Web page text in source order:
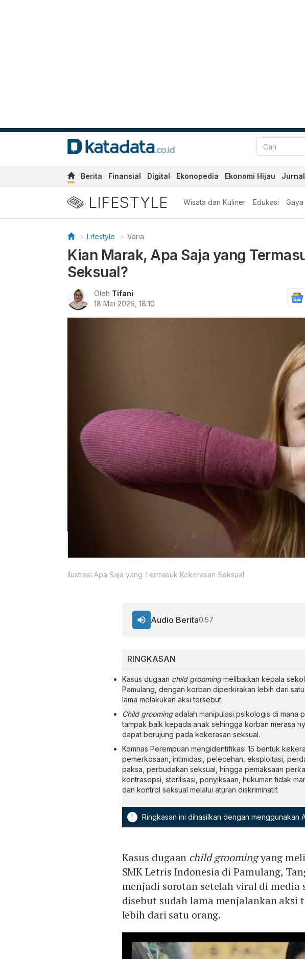
Berita Finansial Digital Ekonopedia Ekonomi Hijau
LIFESTYLE Wisata dan Kuliner Edukasi
Lifestyle Varia
Kian Marak, Apa Saja yang
Seksual?
Oleh Tifani
18 Mei 2026, 18:10
Ilustrasi Apa Saja yang Termasuk Kekerasan Seksual
RINGKASAN
Kasus dugaan child groomingmelibatkan kepala
Pamulang, dengan korban diperkirakan lebih dari
lama melakukan aksi tersebut.
Child groomingadalah manipulasi psikologis di mana
tampak baik kepada anak sehingga korban merasa
dapat berujung pada kekerasan seksual.
Komnas Perempuan mengidentifikasi 15 bentuk
pemerkosaan, intimidasi, pelecehan, eksploitasi,
paksa, perbudakan seksual, hingga pemaksaan
kontrasepsi, sterilisasi, penyiksaan, hukuman tidak
dan kontrol seksual melalui aturan diskriminatif.
! Ringkasan ini dihasilkan dengan menggunakan
Audio Berita0:57
Kasus dugaan child groomingyang
SMK Letris Indonesia di Pamulang,
menjadi sorotan setelah viral di media
disebut sudah lama menjalankan aksi
lebih dari satu orang.